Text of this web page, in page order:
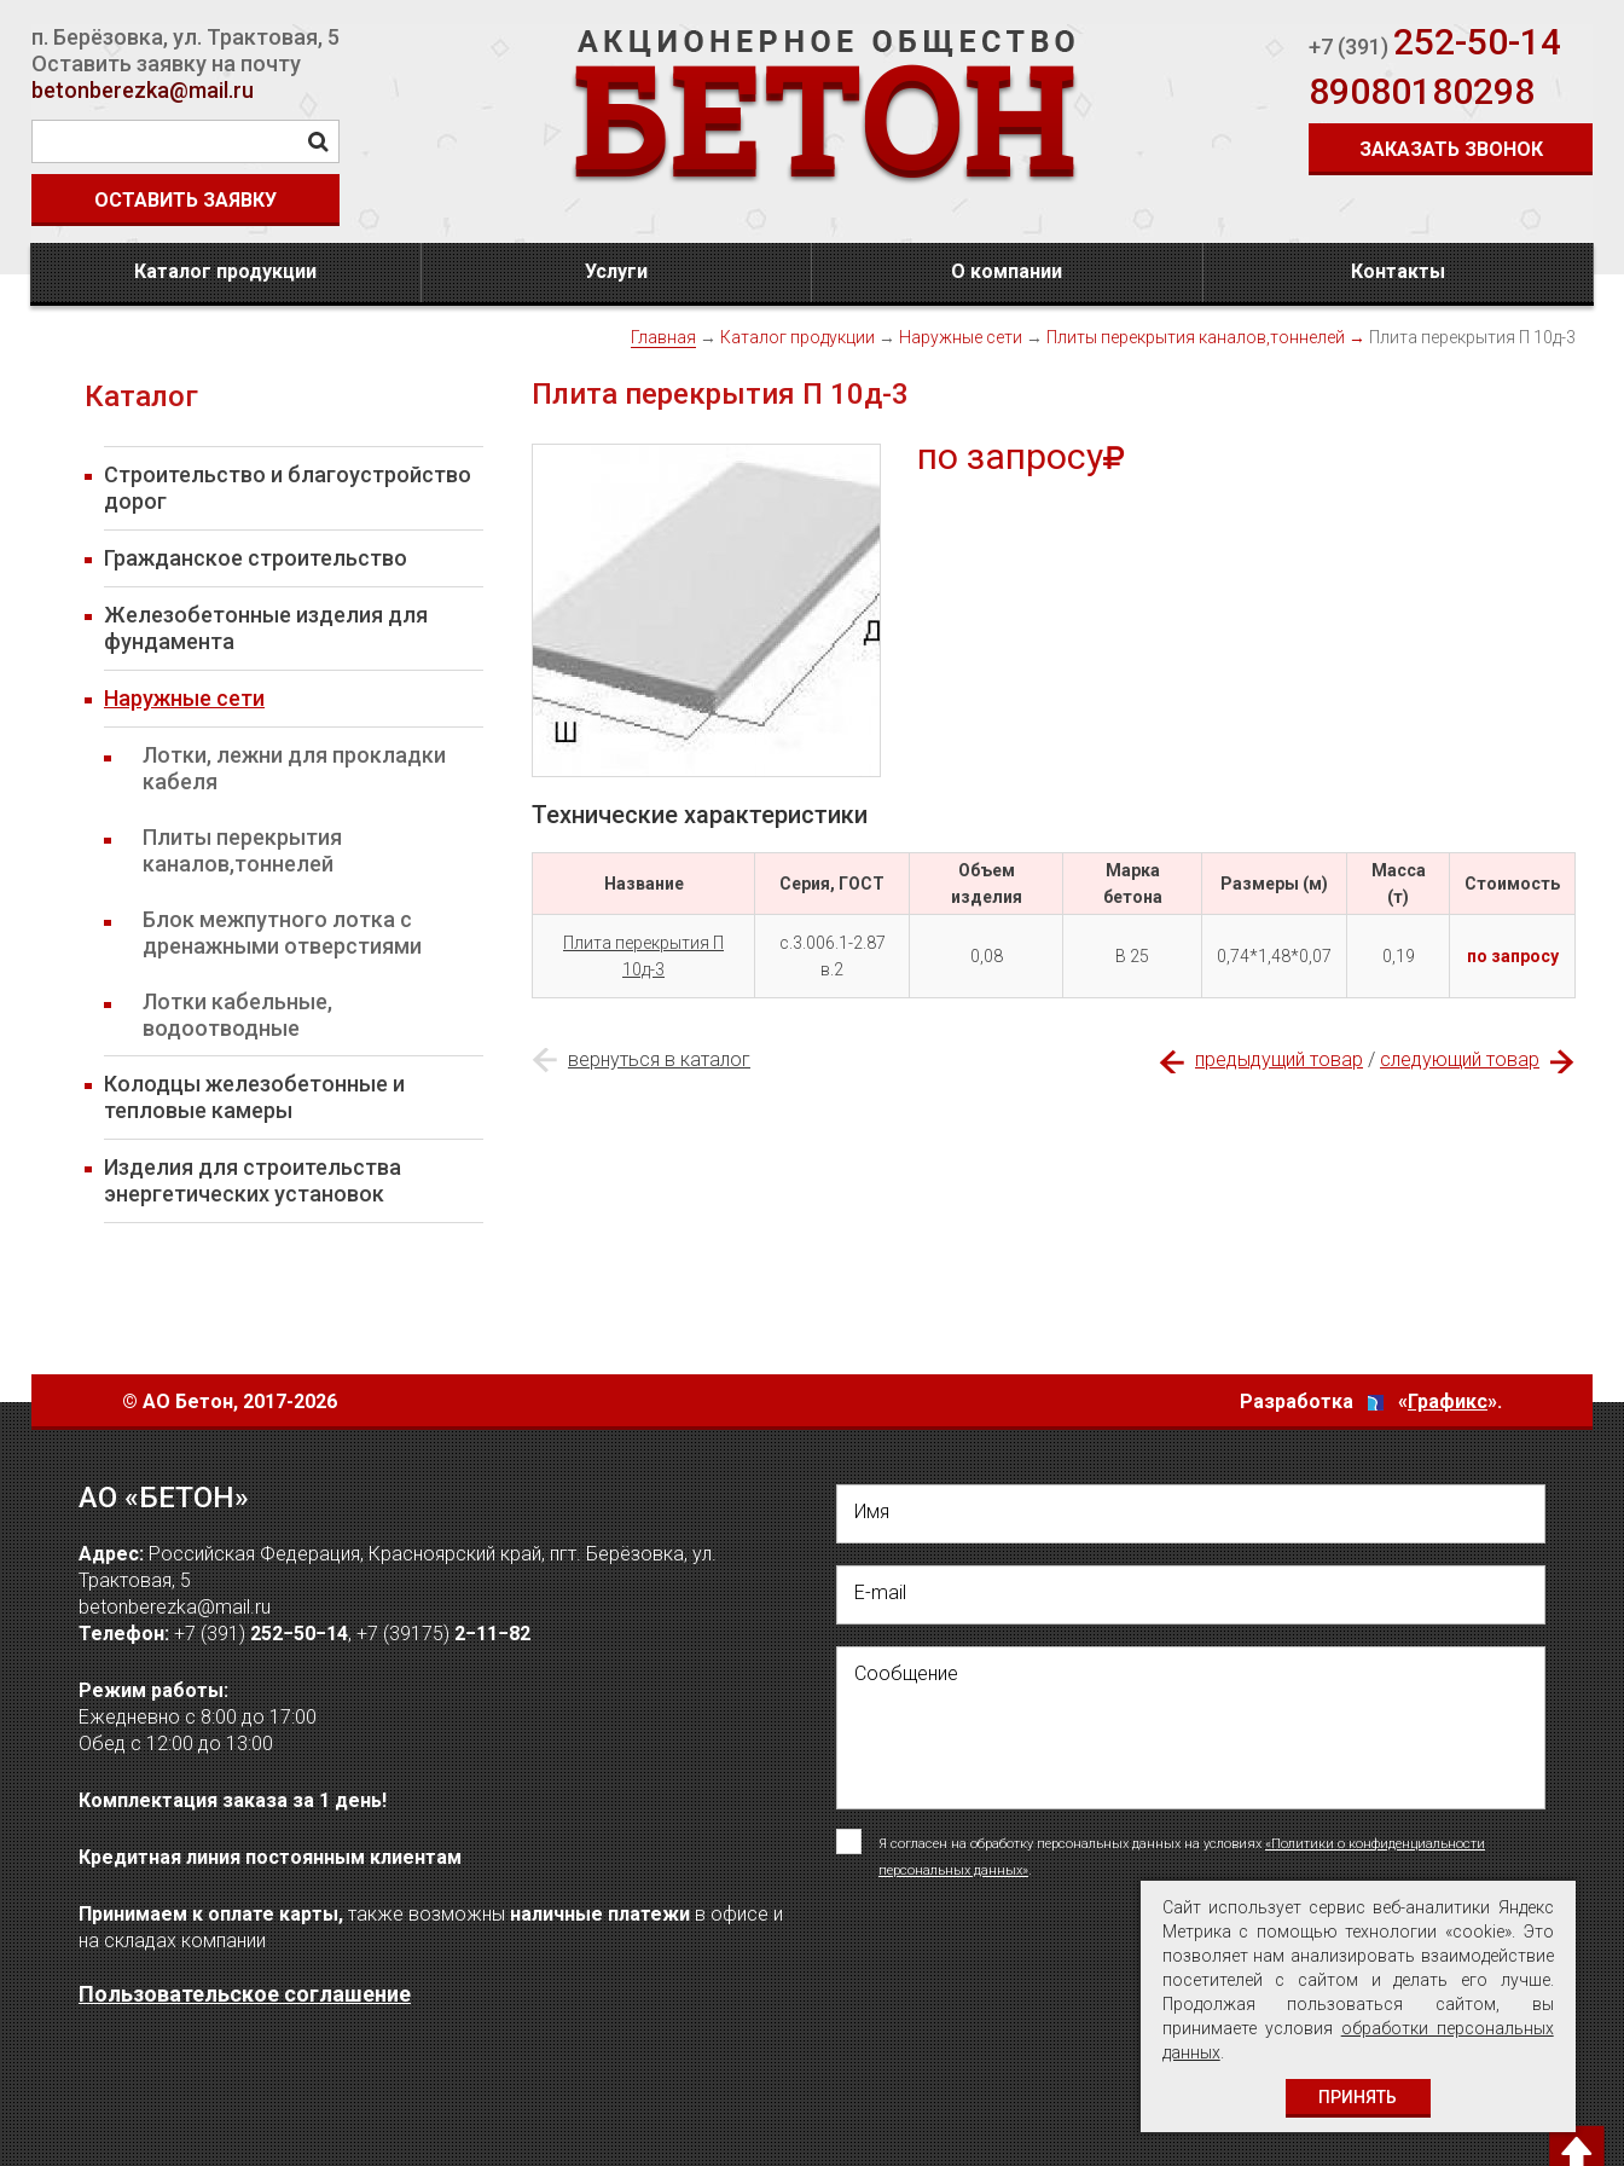
п. Берёзовка, ул. Трактовая, 5
Оставить заявку на почту
betonberezka@mail.ru
ОСТАВИТЬ ЗАЯВКУ
+7 (391) 252-50-14
89080180298
ЗАКАЗАТЬ ЗВОНОК
Каталог продукции Услуги О компании Контакты
Каталог
Строительство и благоустройство
дорог
Гражданское строительство
Железобетонные изделия для
фундамента
Наружные сети
Лотки, лежни для прокладки
кабеля
Плиты перекрытия
каналов,тоннелей
Блок межпутного лотка с
дренажными отверстиями
Лотки кабельные,
водоотводные
Колодцы железобетонные и
тепловые камеры
Изделия для строительства
энергетических установок
Главная → Каталог продукции → Наружные сети → Плиты перекрытия каналов,тоннелей → Плита перекрытия П 10д-3
Плита перекрытия П 10д-3
по запросу
Технические характеристики
Название Серия, ГОСТ
Объем
изделия
Марка
бетона
Размеры (м)
Масса
(т)
Cтоимость
Плита перекрытия П
10д-3
с.3.006.1-2.87
в.2
0,08 В 25 0,74*1,48*0,07 0,19 по запросу
вернуться в каталог предыдущий товар / следующий товар
© АО Бетон, 2017-2026 Разработка «Графикс».
АО «БЕТОН»
Адрес:Российская Федерация, Красноярский край, пгт. Берёзовка, ул.
Трактовая, 5
betonberezka@mail.ru
Телефон: +7 (391)252−50−14,+7 (39175)2−11−82
Режим работы:
Ежедневно с 8:00 до 17:00
Обед с 12:00 до 13:00
Комплектация заказа за 1 день!
Кредитная линия постоянным клиентам
Принимаем к оплате карты,также возможныналичные платежив офисе и
на складах компании
Пользовательское соглашение
Имя
E-mail
Сообщение
Я согласен на обработку персональных данных на условиях«Политики о конфиденциальности
персональных данных».
ОТПРАВИТЬ
Сайт использует сервис веб-аналитики Яндекс
Метрика с помощью технологии «cookie». Это
позволяет нам анализировать взаимодействие
посетителей с сайтом и делать его лучше.
Продолжая пользоваться сайтом, вы
принимаете условия обработки персональных
данных
ПРИНЯТЬ
Сайт использует сервис веб-аналитики Яндекс
Метрика с помощью технологии «cookie». Это
позволяет нам анализировать взаимодействие
посетителей с сайтом и делать его лучше.
Продолжая пользоваться сайтом, вы
принимаете условия обработки персональных
данных
ПРИНЯТЬ